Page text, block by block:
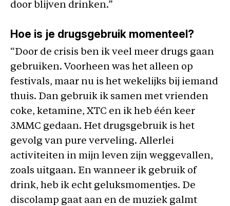
door blijven drinken.”
Hoe is je drugsgebruik momenteel?
“Door de crisis ben ik veel meer drugs gaan
gebruiken. Voorheen was het alleen op
festivals, maar nu is het wekelijks bij iemand
thuis. Dan gebruik ik samen met vrienden
coke, ketamine, XTC en ik heb één keer
3MMC gedaan. Het drugsgebruik is het
gevolg van pure verveling. Allerlei
activiteiten in mijn leven zijn weggevallen,
zoals uitgaan. En wanneer ik gebruik of
drink, heb ik echt geluksmomentjes. De
discolamp gaat aan en de muziek galmt